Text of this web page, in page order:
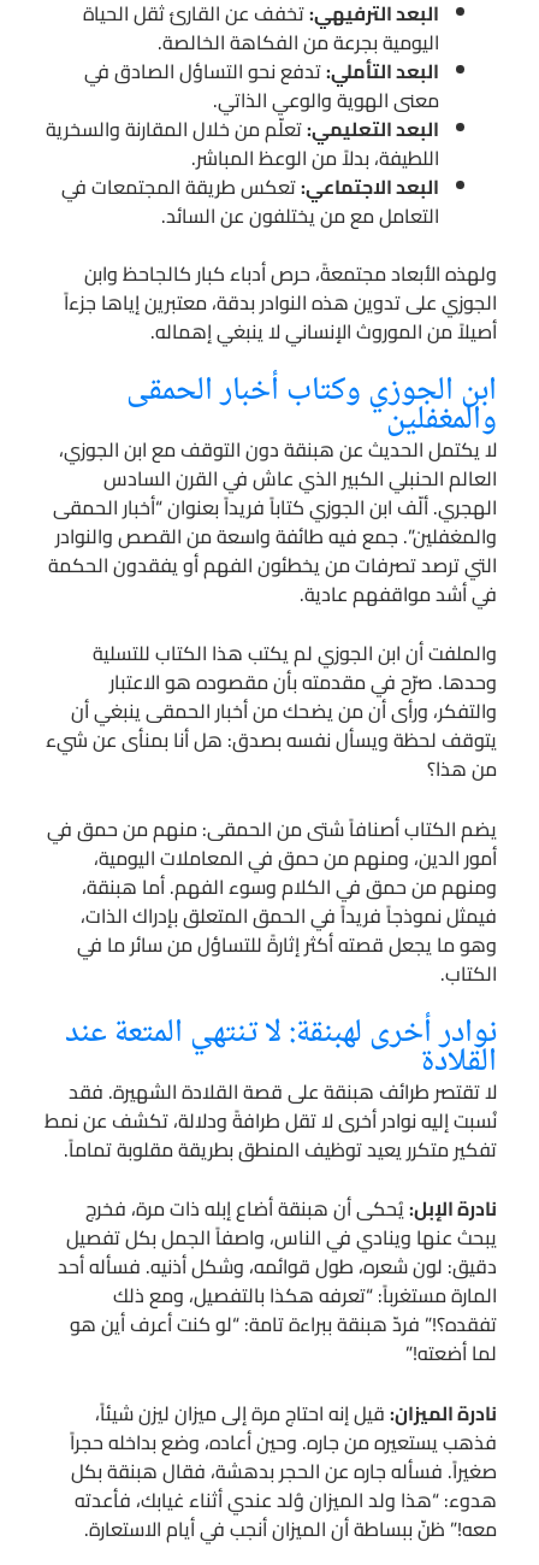
البعد الترفيهي:تخفف عن القارئ ثقل الحياة
اليومية بجرعة من الفكاهة الخالصة.
البعد التأملي:تدفع نحو التساؤل الصادق في
معنى الهوية والوعي الذاتي.
البعد التعليمي:تعلّم من خلال المقارنة والسخرية
اللطيفة، بدلاً من الوعظ المباشر.
البعد الاجتماعي:تعكس طريقة المجتمعات في
التعامل مع من يختلفون عن السائد.
ولهذه الأبعاد مجتمعةً، حرص أدباء كبار كالجاحظ وابن
الجوزي على تدوين هذه النوادر بدقة، معتبرين إياها جزءاً
أصيلاً من الموروث الإنساني لا ينبغي إهماله.
ابن الجوزي وكتاب أخبار الحمقى
والمغفلين
لا يكتمل الحديث عن هبنقة دون التوقف مع ابن الجوزي،
العالم الحنبلي الكبير الذي عاش في القرن السادس
الهجري. ألّف ابن الجوزي كتاباً فريداً بعنوان “أخبار الحمقى
والمغفلين”. جمع فيه طائفة واسعة من القصص والنوادر
التي ترصد تصرفات من يخطئون الفهم أو يفقدون الحكمة
في أشد مواقفهم عادية.
والملفت أن ابن الجوزي لم يكتب هذا الكتاب للتسلية
وحدها. صرّح في مقدمته بأن مقصوده هو الاعتبار
والتفكر، ورأى أن من يضحك من أخبار الحمقى ينبغي أن
يتوقف لحظة ويسأل نفسه بصدق: هل أنا بمنأى عن شيء
من هذا؟
يضم الكتاب أصنافاً شتى من الحمقى: منهم من حمق في
أمور الدين، ومنهم من حمق في المعاملات اليومية،
ومنهم من حمق في الكلام وسوء الفهم. أما هبنقة،
فيمثل نموذجاً فريداً في الحمق المتعلق بإدراك الذات،
وهو ما يجعل قصته أكثر إثارةً للتساؤل من سائر ما في
الكتاب.
نوادر أخرى لهبنقة: لا تنتهي المتعة عند
القلادة
لا تقتصر طرائف هبنقة على قصة القلادة الشهيرة. فقد
نُسبت إليه نوادر أخرى لا تقل طرافةً ودلالة، تكشف عن نمط
تفكير متكرر يعيد توظيف المنطق بطريقة مقلوبة تماماً.
نادرة الإبل:يُحكى أن هبنقة أضاع إبله ذات مرة، فخرج
يبحث عنها وينادي في الناس، واصفاً الجمل بكل تفصيل
دقيق: لون شعره، طول قوائمه، وشكل أذنيه. فسأله أحد
المارة مستغرباً: “تعرفه هكذا بالتفصيل، ومع ذلك
تفقده؟!” فردّ هبنقة ببراءة تامة: “لو كنت أعرف أين هو
لما أضعته!”
نادرة الميزان:قيل إنه احتاج مرة إلى ميزان ليزن شيئاً،
فذهب يستعيره من جاره. وحين أعاده، وضع بداخله حجراً
صغيراً. فسأله جاره عن الحجر بدهشة، فقال هبنقة بكل
هدوء: “هذا ولد الميزان وُلد عندي أثناء غيابك، فأعدته
معه!” ظنّ ببساطة أن الميزان أنجب في أيام الاستعارة.